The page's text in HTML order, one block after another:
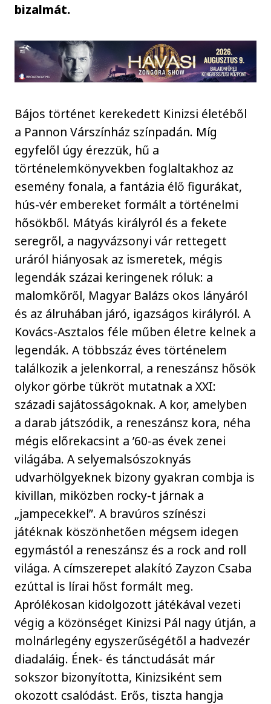
bizalmát.
Bájos történet kerekedett Kinizsi életéből
a Pannon Várszínház színpadán. Míg
egyfelől úgy érezzük, hű a
történelemkönyvekben foglaltakhoz az
esemény fonala, a fantázia élő figurákat,
hús-vér embereket formált a történelmi
hősökből. Mátyás királyról és a fekete
seregről, a nagyvázsonyi vár rettegett
uráról hiányosak az ismeretek, mégis
legendák százai keringenek róluk: a
malomkőről, Magyar Balázs okos lányáról
és az álruhában járó, igazságos királyról. A
Kovács-Asztalos féle műben életre kelnek a
legendák. A többszáz éves történelem
találkozik a jelenkorral, a reneszánsz hősök
olykor görbe tükröt mutatnak a XXI:
századi sajátosságoknak. A kor, amelyben
a darab játszódik, a reneszánsz kora, néha
mégis előrekacsint a ’60-as évek zenei
világába. A selyemalsószoknyás
udvarhölgyeknek bizony gyakran combja is
kivillan, miközben rocky-t járnak a
„jampecekkel”. A bravúros színészi
játéknak köszönhetően mégsem idegen
egymástól a reneszánsz és a rock and roll
világa. A címszerepet alakító Zayzon Csaba
ezúttal is lírai hőst formált meg.
Aprólékosan kidolgozott játékával vezeti
végig a közönséget Kinizsi Pál nagy útján, a
molnárlegény egyszerűségétől a hadvezér
diadaláig. Ének- és tánctudását már
sokszor bizonyította, Kinizsiként sem
okozott csalódást. Erős, tiszta hangja